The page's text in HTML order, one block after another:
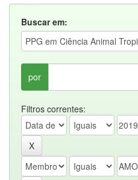
Buscar em:
por
Filtros correntes: